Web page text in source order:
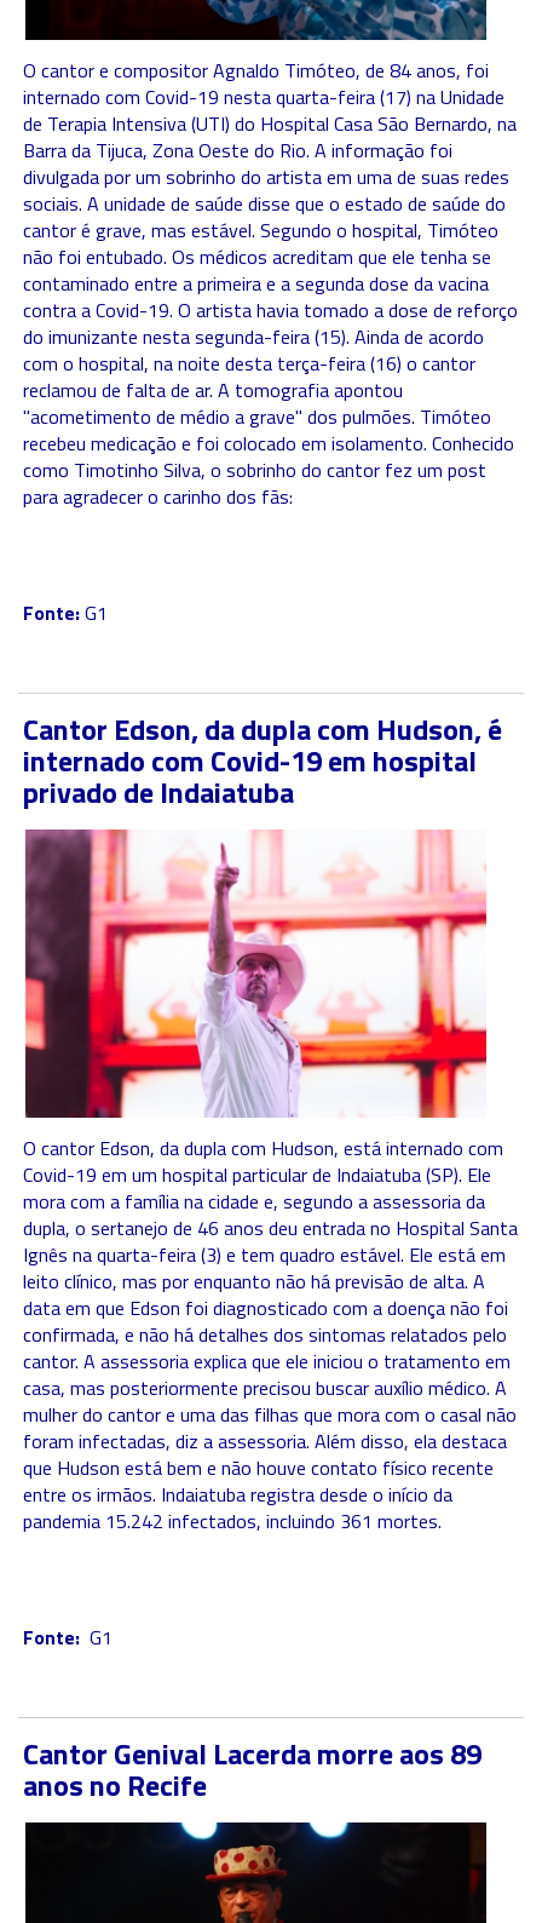
O cantor e compositor Agnaldo Timóteo, de 84 anos, foi
internado com Covid-19 nesta quarta-feira (17) na Unidade
de Terapia Intensiva (UTI) do Hospital Casa São Bernardo, na
Barra da Tijuca, Zona Oeste do Rio. A informação foi
divulgada por um sobrinho do artista em uma de suas redes
sociais. A unidade de saúde disse que o estado de saúde do
cantor é grave, mas estável. Segundo o hospital, Timóteo
não foi entubado. Os médicos acreditam que ele tenha se
contaminado entre a primeira e a segunda dose da vacina
contra a Covid-19. O artista havia tomado a dose de reforço
do imunizante nesta segunda-feira (15). Ainda de acordo
com o hospital, na noite desta terça-feira (16) o cantor
reclamou de falta de ar. A tomografia apontou
"acometimento de médio a grave" dos pulmões. Timóteo
recebeu medicação e foi colocado em isolamento. Conhecido
como Timotinho Silva, o sobrinho do cantor fez um post
para agradecer o carinho dos fãs:
Fonte:G1
Cantor Edson, da dupla com Hudson, é
internado com Covid-19 em hospital
privado de Indaiatuba
O cantor Edson, da dupla com Hudson, está internado com
Covid-19 em um hospital particular de Indaiatuba (SP). Ele
mora com a família na cidade e, segundo a assessoria da
dupla, o sertanejo de 46 anos deu entrada no Hospital Santa
Ignês na quarta-feira (3) e tem quadro estável. Ele está em
leito clínico, mas por enquanto não há previsão de alta. A
data em que Edson foi diagnosticado com a doença não foi
confirmada, e não há detalhes dos sintomas relatados pelo
cantor. A assessoria explica que ele iniciou o tratamento em
casa, mas posteriormente precisou buscar auxílio médico. A
mulher do cantor e uma das filhas que mora com o casal não
foram infectadas, diz a assessoria. Além disso, ela destaca
que Hudson está bem e não houve contato físico recente
entre os irmãos. Indaiatuba registra desde o início da
pandemia 15.242 infectados, incluindo 361 mortes.
Fonte: G1
Cantor Genival Lacerda morre aos 89
anos no Recife